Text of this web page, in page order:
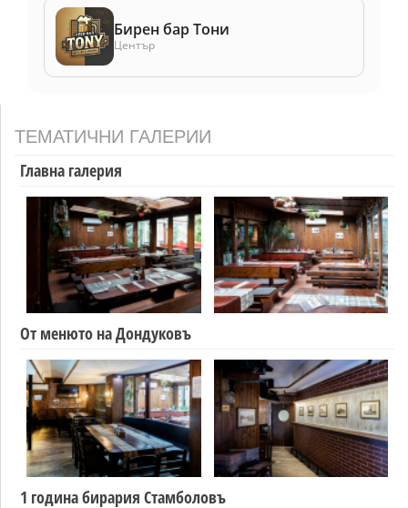
Бирен бар Тони
Център
ТЕМАТИЧНИ ГАЛЕРИИ
Главна галерия
От менюто на Дондуковъ
1 година бирария Стамболовъ